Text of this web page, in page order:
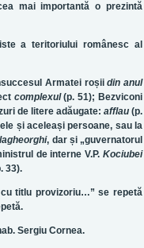
mai importantă o prezintă
a teritoriului românesc al
Armatei roșiidin anul
complexul(p. 51); Bezviconi
de litere adăugate: afflau (p.
și aceleași persoane, sau la
, dar și „guvernatorul
de interne V.P.Kociubei
33).
titlu provizoriu…” se repetă
Sergiu Cornea.